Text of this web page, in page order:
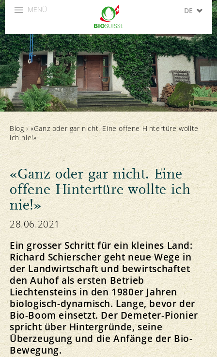
MENÜ DE
IT
EN
ES
Blog›«Ganz oder gar nicht. Eine offene Hintertüre wollte
ich nie!»
«Ganz oder gar nicht. Eine
offene Hintertüre wollte ich
nie!»
28.06.2021
Ein grosser Schritt für ein kleines Land:
Richard Schierscher geht neue Wege in
der Landwirtschaft und bewirtschaftet
den Auhof als ersten Betrieb
Liechtensteins in den 1980er Jahren
biologisch-dynamisch. Lange, bevor der
Bio-Boom einsetzt. Der Demeter-Pionier
spricht über Hintergründe, seine
Überzeugung und die Anfänge der Bio-
Bewegung.